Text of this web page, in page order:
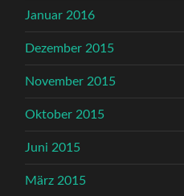
Januar 2016
Dezember 2015
November 2015
Oktober 2015
Juni 2015
März 2015